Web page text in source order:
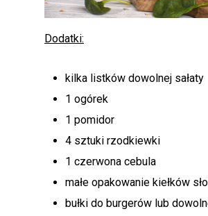
Dodatki:
kilka listków dowolnej sałaty
1 ogórek
1 pomidor
4 sztuki rzodkiewki
1 czerwona cebula
małe opakowanie kiełków
bułki do burgerów lub